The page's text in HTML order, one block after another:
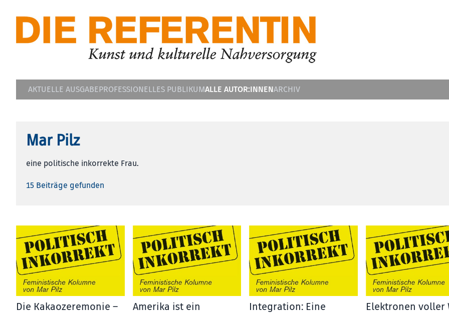
AKTUELLE AUSGABEPROFESSIONELLES PUBLIKUMALLE AUTOR:INNENARCHIV
Mar Pilz
eine politische inkorrekte Frau.
15 Beiträge gefunden
Die Kakaozeremonie –
Amerika ist ein
Integration: Eine
Elektronen voller